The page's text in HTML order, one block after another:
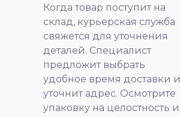
Когда товар поступит на
склад, курьерская служба
свяжется для уточнения
деталей. Специалист
предложит выбрать
удобное время доставки и
уточнит адрес. Осмотрите
упаковку на целостность и